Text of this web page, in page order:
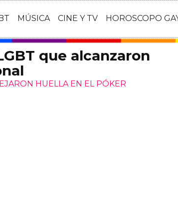
MÚSICA CINE Y TV HOROSCOPO
que alcanzaron
HUELLA EN EL PÓKER